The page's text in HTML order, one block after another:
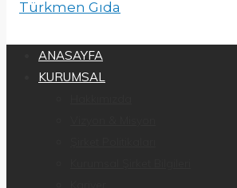
ANASAYFA
KURUMSAL